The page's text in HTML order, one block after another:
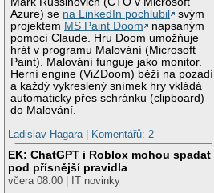
Azure) se na LinkedIn pochlubil
svým
projektem MS Paint Doom
napsaným
pomocí Claude. Hru Doom umožňuje
hrát v programu Malování (Microsoft
Paint). Malování funguje jako monitor.
Herní engine (ViZDoom) běží na pozadí
a každý vykreslený snímek hry vkládá
automaticky přes schránku (clipboard)
do Malování.
Ladislav Hagara
Komentářů: 2
EK: ChatGPT i Roblox mohou spadat
pod přísnější pravidla
včera 08:00 | IT novinky